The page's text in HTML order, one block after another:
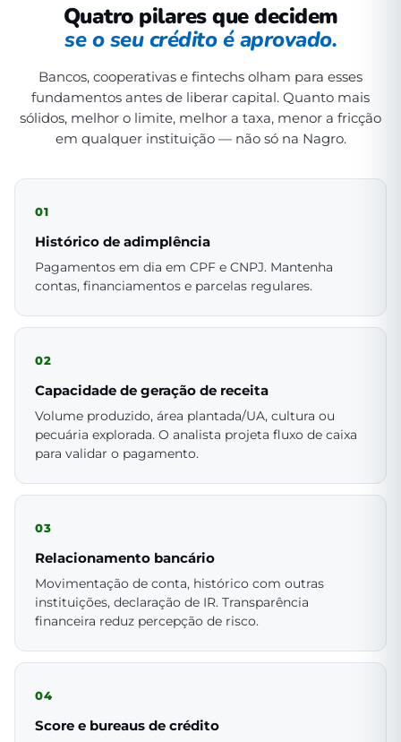
Quatro pilares que decidem
se o seu crédito é aprovado.
Bancos, cooperativas e fintechs olham para esses
fundamentos antes de liberar capital. Quanto mais
sólidos, melhor o limite, melhor a taxa, menor a fricção
em qualquer instituição — não só na Nagro.
01
Histórico de adimplência
Pagamentos em dia em CPF e CNPJ. Mantenha
contas, financiamentos e parcelas regulares.
02
Capacidade de geração de receita
Volume produzido, área plantada/UA, cultura ou
pecuária explorada. O analista projeta fluxo de caixa
para validar o pagamento.
03
Relacionamento bancário
Movimentação de conta, histórico com outras
instituições, declaração de IR. Transparência
financeira reduz percepção de risco.
04
Score e bureaus de crédito